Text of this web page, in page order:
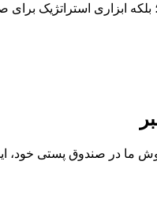
ابزاری استراتژیک برای
ما در صندوق پستی خود،